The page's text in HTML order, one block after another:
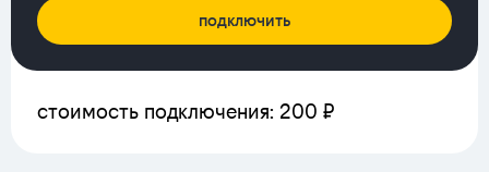
подключить
стоимость подключения: 200 ₽